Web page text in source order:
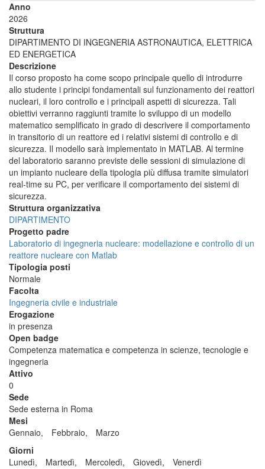
Anno
2026
Struttura
DIPARTIMENTO DI INGEGNERIA ASTRONAUTICA, ELETTRICA
ED ENERGETICA
Descrizione
Il corso proposto ha come scopo principale quello di introdurre
allo studente i principi fondamentali sul funzionamento dei reattori
nucleari, il loro controllo e i principali aspetti di sicurezza. Tali
obiettivi verranno raggiunti tramite lo sviluppo di un modello
matematico semplificato in grado di descrivere il comportamento
in transitorio di un reattore ed i relativi sistemi di controllo e di
sicurezza. Il modello sarà implementato in MATLAB. Al termine
del laboratorio saranno previste delle sessioni di simulazione di
un impianto nucleare della tipologia più diffusa tramite simulatori
real-time su PC, per verificare il comportamento dei sistemi di
sicurezza.
Struttura organizzativa
DIPARTIMENTO
Progetto padre
Laboratorio di ingegneria nucleare: modellazione e controllo di un
reattore nucleare con Matlab
Tipologia posti
Normale
Facolta
Ingegneria civile e industriale
Erogazione
in presenza
Open badge
Competenza matematica e competenza in scienze, tecnologie e
ingegneria
Attivo
0
Sede
Sede esterna in Roma
Mesi
Gennaio,
Febbraio,
Marzo
Giorni
Lunedì,
Martedì, Mercoledì, Giovedì,
Venerdì